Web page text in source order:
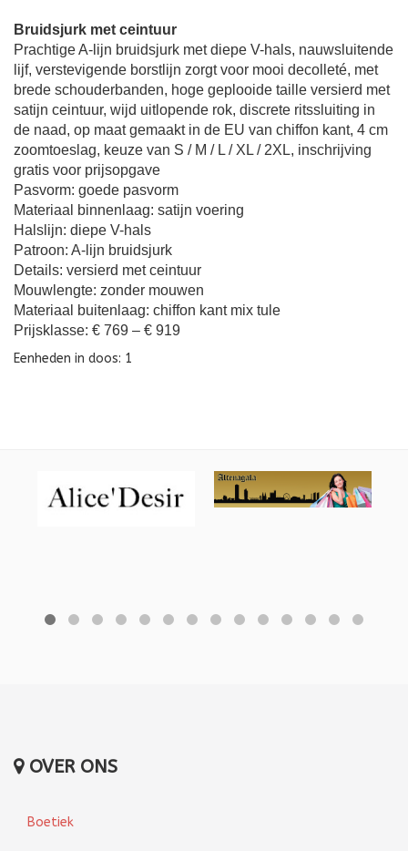
Bruidsjurk met ceintuur
Prachtige A-lijn bruidsjurk met diepe V-hals, nauwsluitende
lijf, verstevigende borstlijn zorgt voor mooi decolleté, met
brede schouderbanden, hoge geplooide taille versierd met
satijn ceintuur, wijd uitlopende rok, discrete ritssluiting in
de naad, op maat gemaakt in de EU van chiffon kant, 4 cm
zoomtoeslag, keuze van S / M / L / XL / 2XL, inschrijving
gratis voor prijsopgave
Pasvorm: goede pasvorm
Materiaal binnenlaag: satijn voering
Halslijn: diepe V-hals
Patroon: A-lijn bruidsjurk
Details: versierd met ceintuur
Mouwlengte: zonder mouwen
Materiaal buitenlaag: chiffon kant mix tule
Prijsklasse: € 769 – € 919
Eenheden in doos: 1
OVER ONS
Boetiek